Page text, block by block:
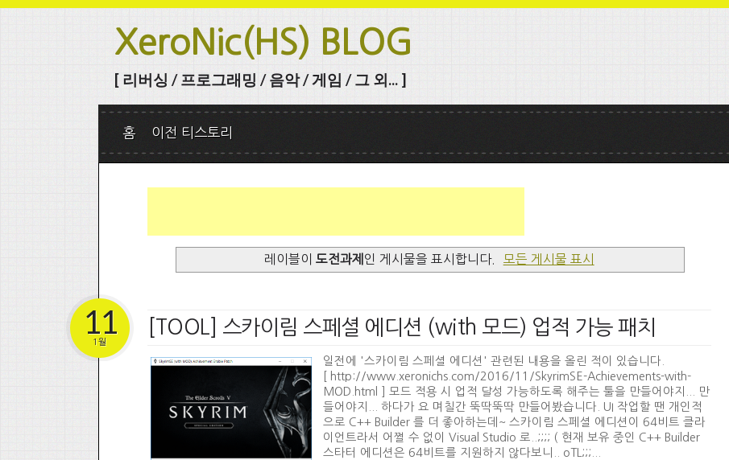
XeroNic(HS) BLOG
[ 리버싱 / 프로그래밍 / 음악 / 게임 / 그 외... ]
홈 이전 티스토리
레이블이도전과제 인 게시물을 표시합니다. 모든 게시물 표시
[TOOL] 스카이림 스페셜 에디션 (with 모드) 업적 가능 패치
11
1월
일전에 '스카이림 스페셜 에디션' 관련된 내용을 올린 적이 있습니다.
[ http://www.xeronichs.com/2016/11/SkyrimSE-Achievements-with-
MOD.html ] 모드 적용 시 업적 달성 가능하도록 해주는 툴을 만들어야지... 만
들어야지... 하다가 요 며칠간 뚝딱뚝딱 만들어봤습니다. UI 작업할 땐 개인적
으로 C++ Builder 를 더 좋아하는데~ 스카이림 스페셜 에디션이 64비트 클라
이언트라서 어쩔 수 없이 Visual Studio 로..;;;; ( 현재 보유 중인 C++ Builder
스타터 에디션은 64비트를 지원하지 않다보니.. oTL;;;...